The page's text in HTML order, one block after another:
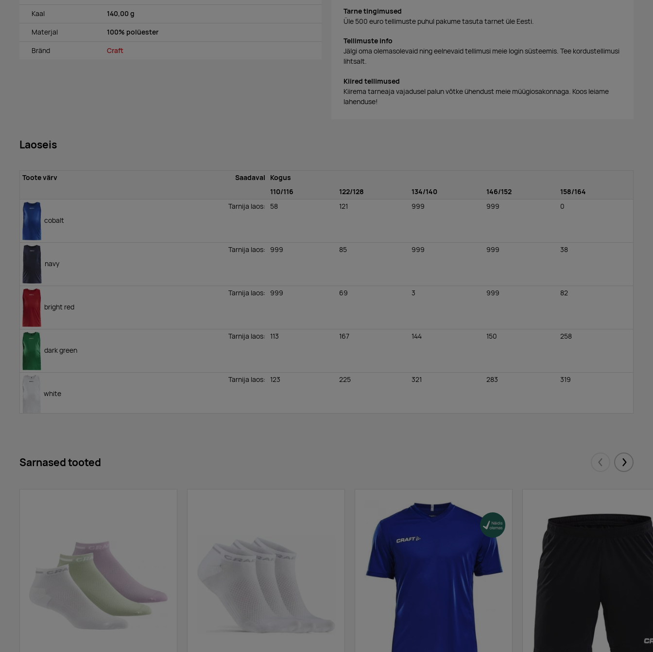
Kaal 140,00 g
Materjal 100% polüester
Bränd Craft
Tarne tingimused
Üle 500 euro tellimuste puhul pakume tasuta tarnet üle Eesti.
Tellimuste info
Jälgi oma olemasolevaid ning eelnevaid tellimusi meie login süsteemis. Tee kordustellimusi
lihtsalt.
Kiired tellimused
Kiirema tarneaja vajadusel palun võtke ühendust meie müügiosakonnaga. Koos leiame
lahenduse!
Laoseis
Toote värv Saadaval
Kogus
110/116
122/128 134/140 146/152 158/164
cobalt
Tarnija laos: 58 121 999 999 0
navy
Tarnija laos: 999 85 999 999 38
bright red
Tarnija laos: 999 69 3 999 82
dark green
Tarnija laos: 113 167 144 150 258
white
Tarnija laos: 123 225 321 283 319
Sarnased tooted Eelmised